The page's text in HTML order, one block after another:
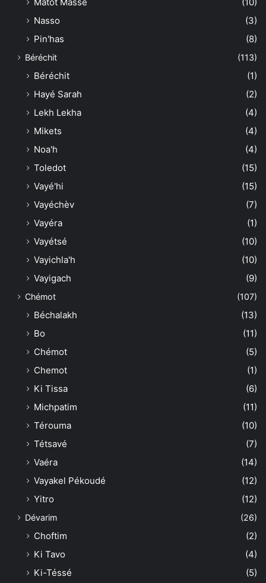
Nasso
(3)
Pin'has
(8)
Béréchit (113)
Béréchit
(1)
Hayé Sarah
(2)
Lekh Lekha
(4)
Mikets
(4)
Noa'h
(4)
Toledot
(15)
Vayé'hi
(15)
Vayéchèv
(7)
Vayéra
(1)
Vayétsé
(10)
Vayichla'h
(10)
Vayigach
(9)
Chémot (107)
Béchalakh
(13)
Bo
(11)
Chémot
(5)
Chemot
(1)
Ki Tissa
(6)
Michpatim
(11)
Térouma
(10)
Tétsavé
(7)
Vaéra
(14)
Vayakel Pékoudé
(12)
Yitro
(12)
Dévarim (26)
Choftim
(2)
Ki Tavo
(4)
Ki-Téssé
(5)